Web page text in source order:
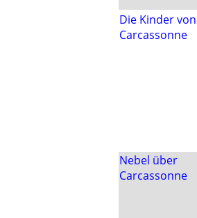
Die Kinder von
Carcassonne
Nebel über
Carcassonne